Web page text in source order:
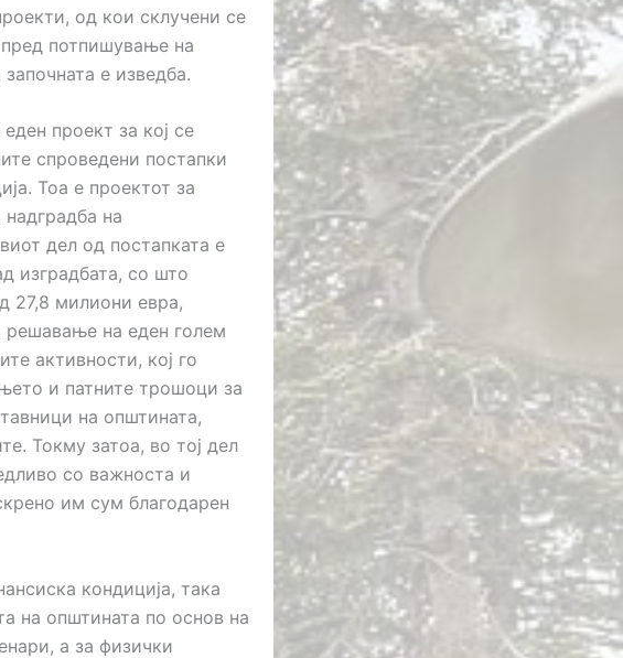
од кои склучени се
пред потпишување на
е изведба.
проект за кој се
спроведени постапки
Тоа е проектот за
на
дел од постапката е
изградбата, со што
27,8 милиони евра,
решавање на еден голем
активности, кој го
и патните трошоци за
на општината,
Токму затоа, во тој дел
со важноста и
им сум благодарен
кондиција, така
на општината по основ на
а за физички